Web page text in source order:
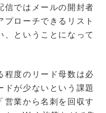
信ではメールの開封者
プローチできるリスト
、ということになって
程度のリード母数は必
ドが少ないという課題
営業から名刺を回収す